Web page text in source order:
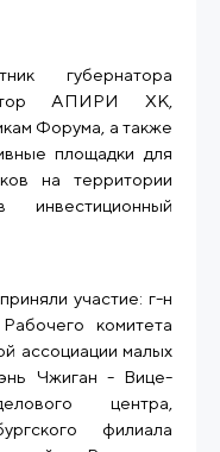
губернатора
АПИРИ ХК,
Форума, а также
площадки для
на территории
инвестиционный
участие: г-н
комитета
ассоциации малых
Чжиган - Вице-
центра,
филиала